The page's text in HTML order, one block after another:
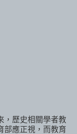
，歷史相關學者教
部應正視，而教育